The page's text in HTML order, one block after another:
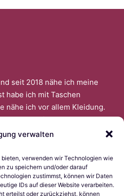
verwalten
bieten, verwenden wir Technologien wie
zu speichern und/oder darauf
zustimmst, können wir Daten
IDs auf dieser Website verarbeiten.
erteilst oder zurückziehst, können
seit 2018 nähe ich meine
habe ich mit Taschen
nähe ich vor allem Kleidung.
wenn ich aus alter
kann.